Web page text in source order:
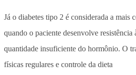
Já o diabetes tipo 2 é considerada a mais
quando o paciente desenvolve
quantidade insuficiente do hormônio. O
físicas regulares e controle da dieta